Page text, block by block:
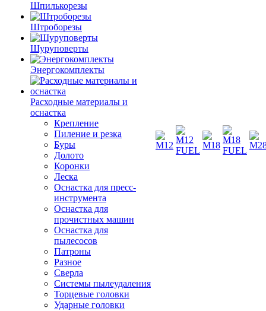
Шпилькорезы
Штроборезы
Шуруповерты
Энергокомплекты
Расходные материалы и
оснастка
Крепление
Пиление и резка
Буры
Долото
Коронки
Леска
Оснастка для пресс-
инструмента
Оснастка для
прочистных машин
Оснастка для
пылесосов
Патроны
Разное
Сверла
Системы пылеудаления
Торцевые головки
Ударные головки